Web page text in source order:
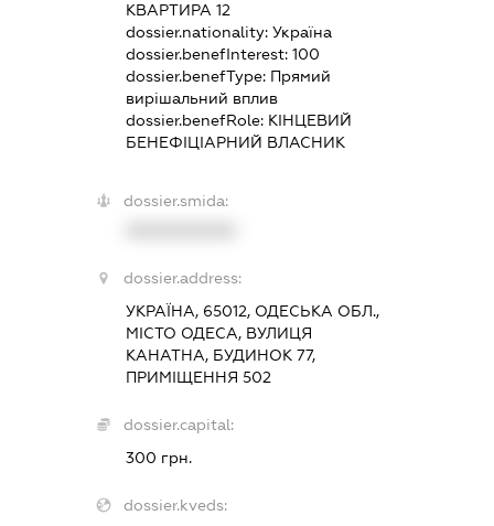
КВАРТИРА 12
dossier.nationality:Україна
dossier.benefInterest:100
dossier.benefType: Прямий
вирішальний вплив
dossier.benefRole: КІНЦЕВИЙ
БЕНЕФІЦІАРНИЙ ВЛАСНИК
dossier.smida:
dossier.address:
УКРАЇНА, 65012, ОДЕСЬКА ОБЛ.,
МІСТО ОДЕСА, ВУЛИЦЯ
КАНАТНА, БУДИНОК 77,
ПРИМІЩЕННЯ 502
dossier.capital:
300 грн.
dossier.kveds: